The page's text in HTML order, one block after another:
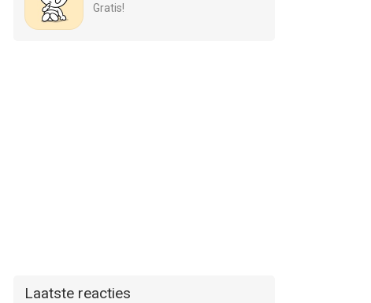
Gratis!
Laatste reacties